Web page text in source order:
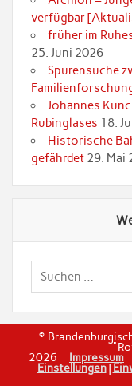
verfügbar
früher im
25. Juni 2026
Spurensuche
Johannes
Rubinglases 18.
Historische
gefährdet 29. Mai
©
2026 Impressum
Einstellungen|